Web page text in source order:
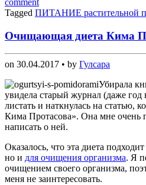
comment
Tagged ПИТАНИЕ растительной
Очищающая диета Кима
on 30.04.2017 • by Гулсара
Убирала
увидела старый журнал (даже год
листать и наткнулась на статью,
Кима Протасова». Она мне очень
написать о ней.
Оказалось, что эта диета
но и для очищения организма. Я
очищением своего организма,
меня не заинтересовать.